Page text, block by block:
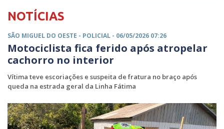
NOTÍCIAS
SÃO MIGUEL DO OESTE - POLICIAL - 06/05/2026 07:26
Motociclista fica ferido após atropelar
cachorro no interior
Vítima teve escoriações e suspeita de fratura no braço após
queda na estrada geral da Linha Fátima